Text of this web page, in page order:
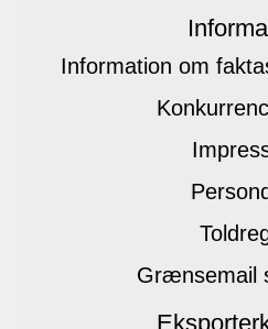
Information om
Grænsemail